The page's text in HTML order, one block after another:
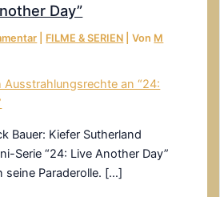
Day”
FILME & SERIEN | Von M
Bauer: Kiefer Sutherland
Serie “24: Live Another Day”
seine Paraderolle. […]